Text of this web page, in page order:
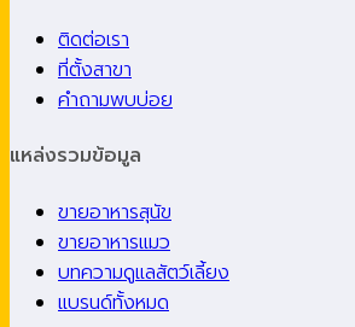
ติดต่อเรา
ที่ตั้งสาขา
คำถามพบบ่อย
แหล่งรวมข้อมูล
ขายอาหารสุนัข
ขายอาหารแมว
บทความดูแลสัตว์เลี้ยง
แบรนด์ทั้งหมด